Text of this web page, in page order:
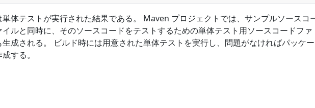
単体テストが実行された結果である。 Maven プロジェクトでは、サンプルソースコ
イルと同時に、そのソースコードをテストするための単体テスト用ソースコードファ
生成される。 ビルド時には用意された単体テストを実行し、問題がなければパッケー
する。